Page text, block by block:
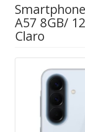
A57 8GB/
Claro